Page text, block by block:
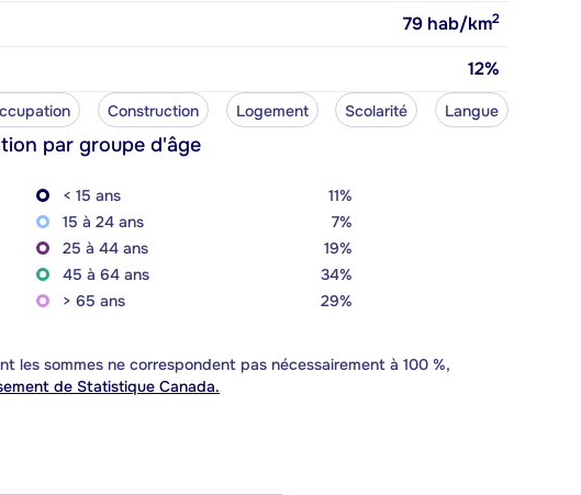
79 hab/km2
12%
Construction Logement Scolarité Langue
par groupe d'âge
< 15 ans
11%
15 à 24 ans
7%
25 à 44 ans
19%
45 à 64 ans
34%
> 65 ans
29%
les sommes ne correspondent pas nécessairement à 100 %,
de Statistique Canada.